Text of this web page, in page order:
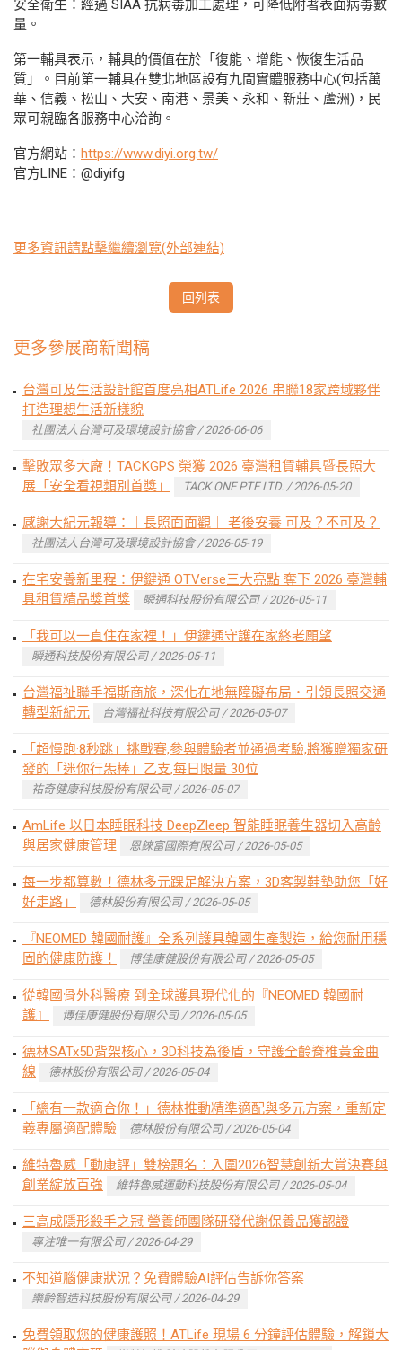
安全衛生：經過 SIAA 抗病毒加工處理，可降低附著表面病毒數
量。
第一輔具表示，輔具的價值在於「復能、增能、恢復生活品
質」。目前第一輔具在雙北地區設有九間實體服務中心(包括萬
華、信義、松山、大安、南港、景美、永和、新莊、蘆洲)，民
眾可親臨各服務中心洽詢。
官方網站： https://www.diyi.org.tw/
官方LINE：@diyifg
更多資訊請點擊繼續瀏覽(外部連結)
回列表
更多參展商新聞稿
台灣可及生活設計館首度亮相ATLife 2026 串聯18家跨域夥伴
打造理想生活新樣貌
社團法人台灣可及環境設計協會 / 2026-06-06
擊敗眾多大廠！TACKGPS 榮獲 2026 臺灣租賃輔具暨長照大
展「安全看視類別首獎」
TACK ONE PTE LTD. / 2026-05-20
感謝大紀元報導：｜長照面面觀｜ 老後安養 可及？不可及？
社團法人台灣可及環境設計協會 / 2026-05-19
在宅安養新里程：伊鍵通 OTVerse三大亮點 奪下 2026 臺灣輔
具租賃精品獎首獎
瞬通科技股份有限公司 / 2026-05-11
「我可以一直住在家裡！」伊鍵通守護在家終老願望
瞬通科技股份有限公司 / 2026-05-11
台灣福祉聯手福斯商旅，深化在地無障礙布局．引領長照交通
轉型新紀元
台灣福祉科技有限公司 / 2026-05-07
「超慢跑·8秒跳」挑戰賽,參與體驗者並通過考驗,將獲贈獨家研
發的「迷你行炁棒」乙支,每日限量 30位
祐奇健康科技股份有限公司 / 2026-05-07
AmLife 以日本睡眠科技 DeepZleep 智能睡眠養生器切入高齡
與居家健康管理
恩錸富國際有限公司 / 2026-05-05
每一步都算數！德林多元踝足解決方案，3D客製鞋墊助您「好
好走路」
德林股份有限公司 / 2026-05-05
『NEOMED 韓國耐護』全系列護具韓國生產製造，給您耐用穩
固的健康防護！
博佳康健股份有限公司 / 2026-05-05
從韓國骨外科醫療 到全球護具現代化的『NEOMED 韓國耐
護』
博佳康健股份有限公司 / 2026-05-05
德林SATx5D背架核心，3D科技為後盾，守護全齡脊椎黃金曲
線
德林股份有限公司 / 2026-05-04
「總有一款適合你！」德林推動精準適配與多元方案，重新定
義專屬適配體驗
德林股份有限公司 / 2026-05-04
維特魯威「動康評」雙榜題名：入圍2026智慧創新大賞決賽與
創業綻放百強
維特魯威運動科技股份有限公司 / 2026-05-04
三高成隱形殺手之冠 營養師團隊研發代謝保養品獲認證
專注唯一有限公司 / 2026-04-29
不知道腦健康狀況？免費體驗AI評估告訴你答案
樂齡智造科技股份有限公司 / 2026-04-29
免費領取您的健康護照！ATLife 現場 6 分鐘評估體驗，解鎖大